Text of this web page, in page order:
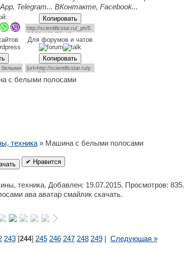
Telegram... ВКонтакте, Facebook...
Копировать
Для форумов и чатов
Копировать
техника» Машина с белыми полосами
✔ Нравится
техника. Добавлен: 19.07.2015. Просмотров: 835.
ава аватар смайлик скачать.
243[244] 245 246 247 248 249| Следующая »